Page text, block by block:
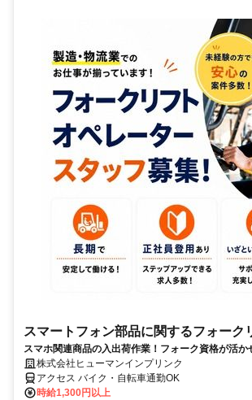
スマートフォン部品に関するフォーク
スマホ関連商品の入出荷作業！フォーク資格が活か
株式会社ヒューマンインプリンク
アクセス バイク・自転車通勤OK
時給1,300円以上